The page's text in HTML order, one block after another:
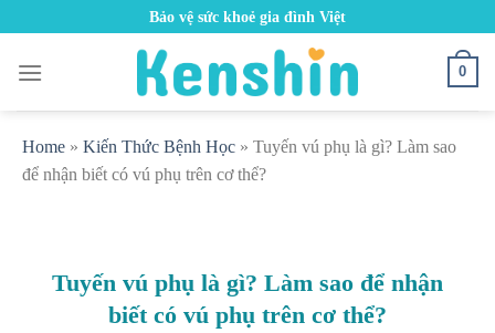
content
Bảo vệ sức khoẻ gia đình Việt
0
Home » Kiến Thức Bệnh Học » Tuyến vú phụ là gì? Làm sao
để nhận biết có vú phụ trên cơ thể?
Tuyến vú phụ là gì? Làm sao để nhận
biết có vú phụ trên cơ thể?